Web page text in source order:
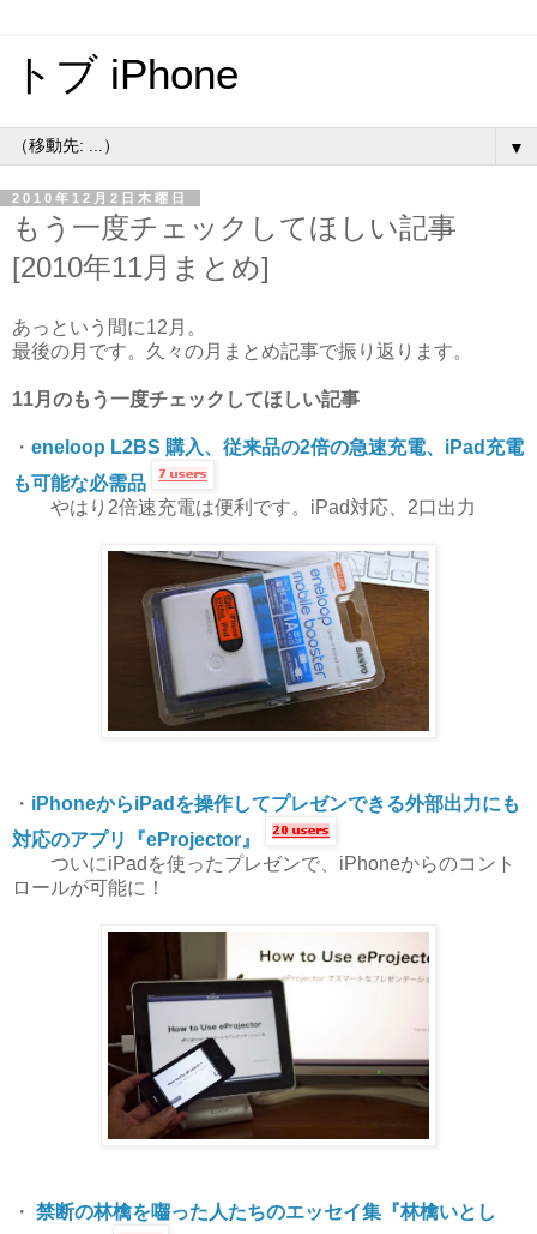
トブ iPhone
▼
2010年12月2日木曜日
もう一度チェックしてほしい記事
[2010年11月まとめ]
あっという間に12月。
最後の月です。久々の月まとめ記事で振り返ります。
11月のもう一度チェックしてほしい記事
・ eneloop L2BS 購入、従来品の2倍の急速充電、iPad充電
も可能な必需品
やはり2倍速充電は便利です。iPad対応、2口出力
・ iPhoneからiPadを操作してプレゼンできる外部出力にも
対応のアプリ『eProjector』
ついにiPadを使ったプレゼンで、iPhoneからのコント
ロールが可能に！
・ 禁断の林檎を囓った人たちのエッセイ集『林檎いとし